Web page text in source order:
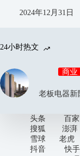
2024年12月31日
24小时热文
商业
老板电器新
头条 百家
搜狐
澎湃
雪球
老虎
抖音
快手